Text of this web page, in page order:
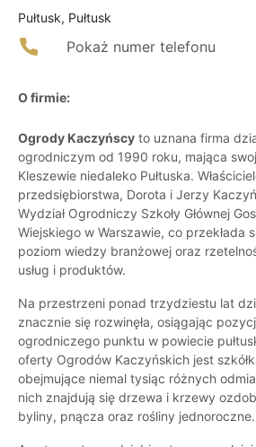
Pułtusk, Pułtusk
Pokaż numer telefonu
O firmie:
Ogrody Kaczyńscy to uznana firma
ogrodniczym od 1990 roku, mająca
Kleszewie niedaleko Pułtuska.
przedsiębiorstwa, Dorota i Jerzy
Wydział Ogrodniczy Szkoły Głównej
Wiejskiego w Warszawie, co przekłada
poziom wiedzy branżowej oraz
usług i produktów.
Na przestrzeni ponad trzydziestu lat
znacznie się rozwinęła, osiągając
ogrodniczego punktu w powiecie
oferty Ogrodów Kaczyńskich jest
obejmujące niemal tysiąc różnych
nich znajdują się drzewa i krzewy
byliny, pnącza oraz rośliny jednoroczne.